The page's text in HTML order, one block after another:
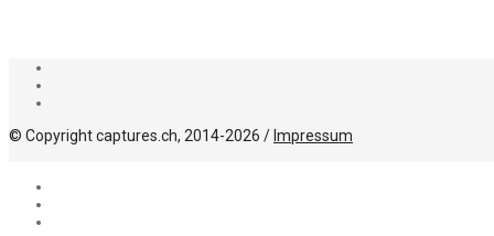
© Copyright captures.ch, 2014-2026 / Impressum